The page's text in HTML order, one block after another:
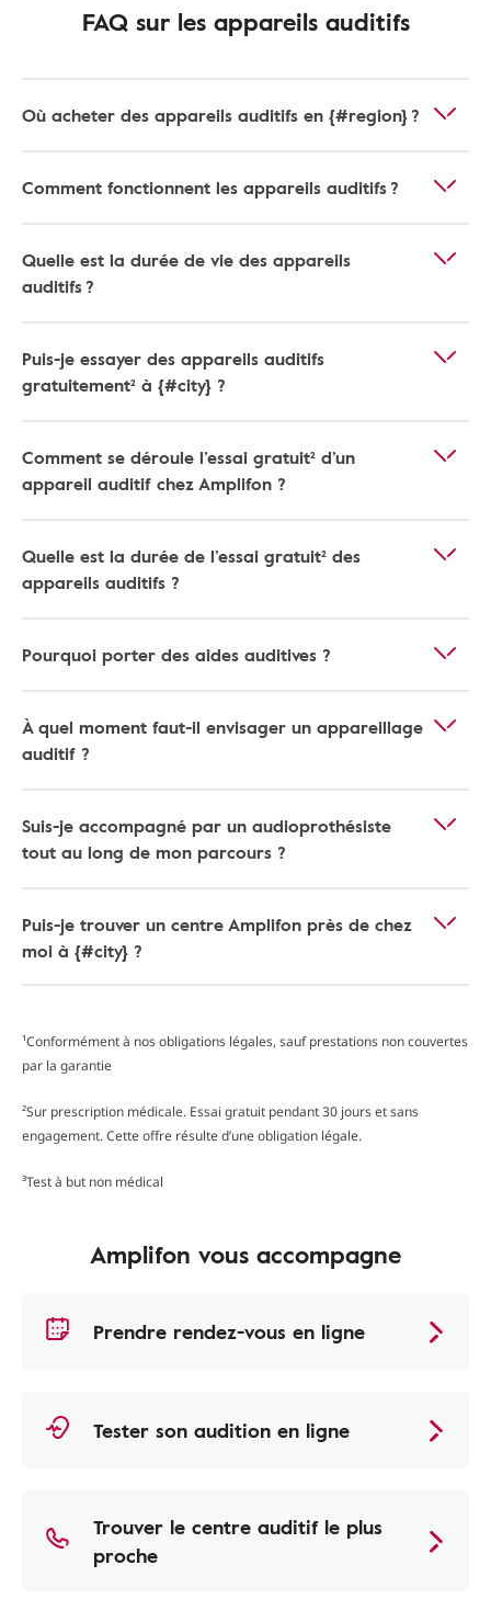
FAQ sur les appareils auditifs
Où acheter des appareils auditifs en {#region} ?
Comment fonctionnent les appareils auditifs ?
Quelle est la durée de vie des appareils
auditifs ?
Puis-je essayer des appareils auditifs
gratuitement² à {#city} ?
Comment se déroule l’essai gratuit² d’un
appareil auditif chez Amplifon ?
Quelle est la durée de l’essai gratuit² des
appareils auditifs ?
Pourquoi porter des aides auditives ?
À quel moment faut-il envisager un appareillage
auditif ?
Suis-je accompagné par un audioprothésiste
tout au long de mon parcours ?
Puis-je trouver un centre Amplifon près de chez
moi à {#city} ?
¹Conformément à nos obligations légales, sauf prestations non couvertes
par la garantie
²Sur prescription médicale. Essai gratuit pendant 30 jours et sans
engagement. Cette offre résulte d’une obligation légale.
³Test à but non médical
Amplifon vous accompagne
Prendre rendez-vous en ligne
Tester son audition en ligne
Trouver le centre auditif le plus
proche